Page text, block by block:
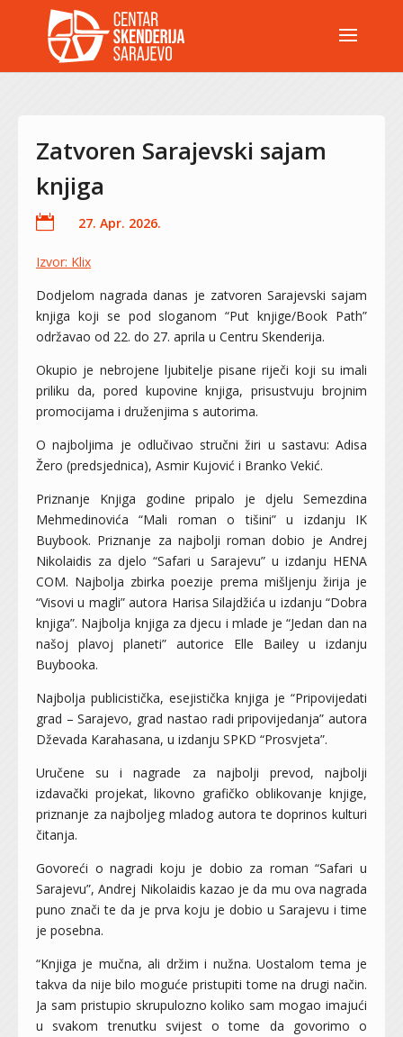
Zatvoren Sarajevski sajam
knjiga
 27. Apr. 2026.
Izvor: Klix
Dodjelom nagrada danas je zatvoren Sarajevski sajam
knjiga koji se pod sloganom “Put knjige/Book Path”
održavao od 22. do 27. aprila u Centru Skenderija.
Okupio je nebrojene ljubitelje pisane riječi koji su imali
priliku da, pored kupovine knjiga, prisustvuju brojnim
promocijama i druženjima s autorima.
O najboljima je odlučivao stručni žiri u sastavu: Adisa
Žero (predsjednica), Asmir Kujović i Branko Vekić.
Priznanje Knjiga godine pripalo je djelu Semezdina
Mehmedinovića “Mali roman o tišini” u izdanju IK
Buybook. Priznanje za najbolji roman dobio je Andrej
Nikolaidis za djelo “Safari u Sarajevu” u izdanju HENA
COM. Najbolja zbirka poezije prema mišljenju žirija je
“Visovi u magli” autora Harisa Silajdžića u izdanju “Dobra
knjiga”. Najbolja knjiga za djecu i mlade je “Jedan dan na
našoj plavoj planeti” autorice Elle Bailey u izdanju
Buybooka.
Najbolja publicistička, esejistička knjiga je “Pripovijedati
grad – Sarajevo, grad nastao radi pripovijedanja” autora
Dževada Karahasana, u izdanju SPKD “Prosvjeta”.
Uručene su i nagrade za najbolji prevod, najbolji
izdavački projekat, likovno grafičko oblikovanje knjige,
priznanje za najboljeg mladog autora te doprinos kulturi
čitanja.
Govoreći o nagradi koju je dobio za roman “Safari u
Sarajevu”, Andrej Nikolaidis kazao je da mu ova nagrada
puno znači te da je prva koju je dobio u Sarajevu i time
je posebna.
“Knjiga je mučna, ali držim i nužna. Uostalom tema je
takva da nije bilo moguće pristupiti tome na drugi način.
Ja sam pristupio skrupulozno koliko sam mogao imajući
u svakom trenutku svijest o tome da govorimo o